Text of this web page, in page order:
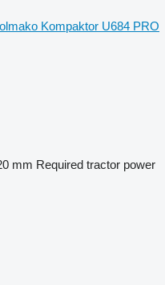
Kompaktor U684 PRO
mm Required tractor power